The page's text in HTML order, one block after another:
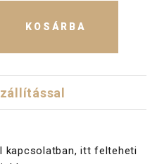
KOSÁRBA
kapcsolatban, itt felteheti